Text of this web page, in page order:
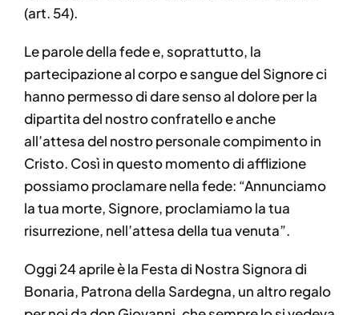
(art. 54).
Le parole della fede e, soprattutto, la
partecipazione al corpo e sangue del Signore ci
hanno permesso di dare senso al dolore per la
dipartita del nostro confratello e anche
all’attesa del nostro personale compimento in
Cristo. Così in questo momento di afflizione
possiamo proclamare nella fede: “Annunciamo
la tua morte, Signore, proclamiamo la tua
risurrezione, nell’attesa della tua venuta”.
Oggi 24 aprile è la Festa di Nostra Signora di
Bonaria, Patrona della Sardegna, un altro regalo